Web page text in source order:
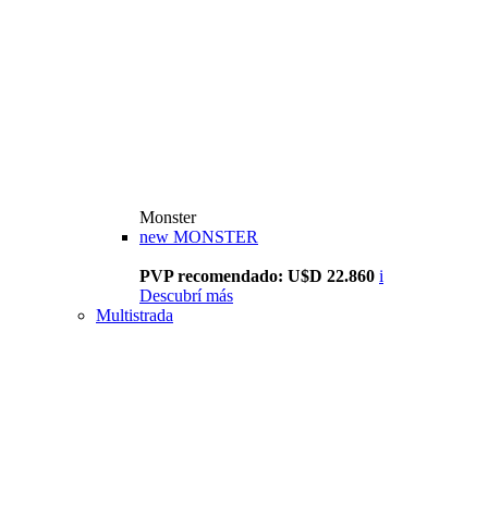
Monster
new MONSTER
PVP recomendado: U$D 22.860 i
Descubrí más
Multistrada